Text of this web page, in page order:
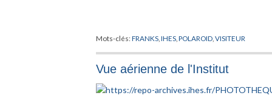
Mots-clés:FRANKS ,IHES ,POLAROID ,VISITEUR
Vue aérienne de l'Institut